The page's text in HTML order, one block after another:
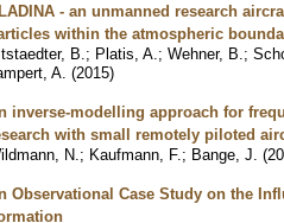
- an unmanned research
within the atmospheric
B. ; Platis, A. ; Wehner, B. ;
A. (2015)
inverse-modelling approach for
with small remotely piloted
N. ; Kaufmann, F. ; Bange, J. (
Observational Case Study on the